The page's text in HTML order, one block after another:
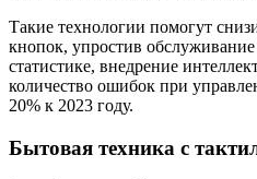
Такие технологии помогут
кнопок, упростив
статистике, внедрение
количество ошибок при
20% к 2023 году.
Бытовая техника с